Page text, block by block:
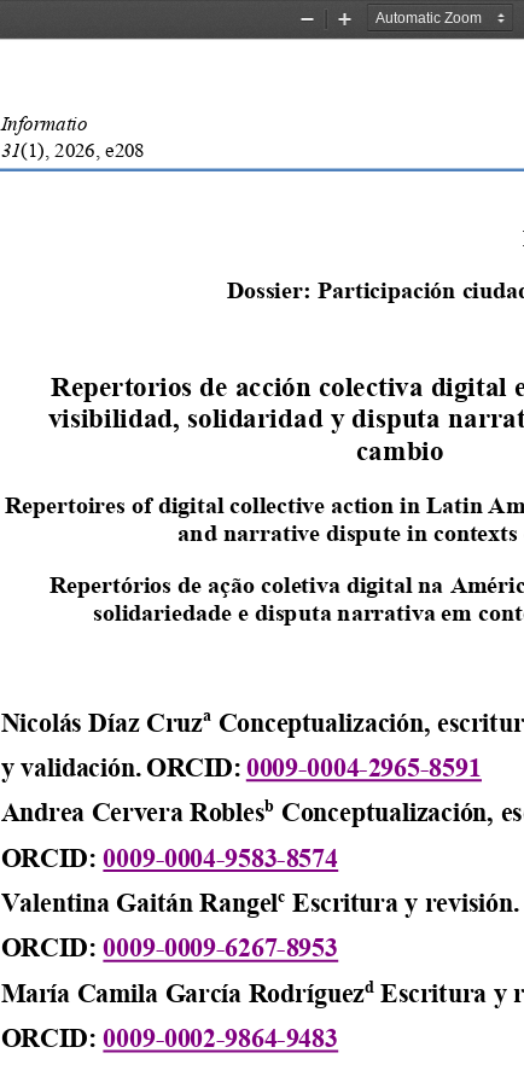
Zoom
Zoom
Informatio
31(1), 2026,   e208
Dossier: Participación
Repertorios de acción colectiva digital
visibilidad, solidaridad y disputa
cambio
Repertoires of digital collective action in Latin
and narrative dispute in contexts
Repertórios de ação coletiva digital na
solidariedade e disputa narrativa em
Nicolás Díaz Cruza Conceptualización,
y validación. ORCID: 0009-0004-2965-8591
Andrea Cervera Roblesb Conceptualización,
ORCID: 0009-0004-9583-8574
Valentina Gaitán Rangelc Escritura y revisión.
ORCID: 0009-0009-6267-8953
María Camila García Rodríguezd Escritura y
ORCID: 0009-0002-9864-9483